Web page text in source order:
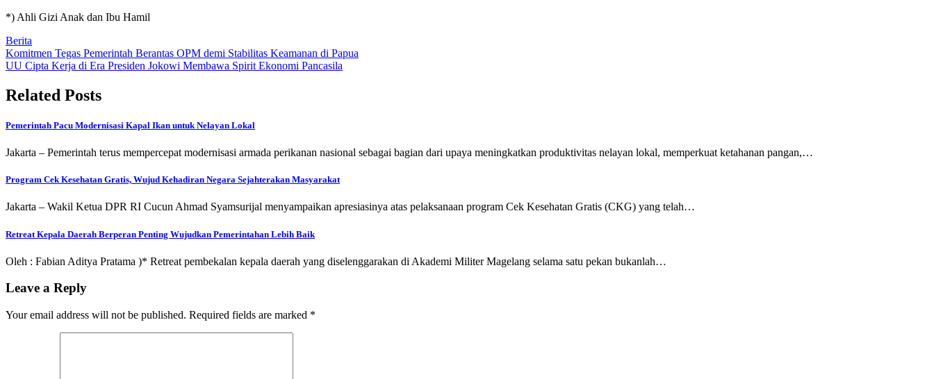
*) Ahli Gizi Anak dan Ibu Hamil
Berita
Post
navigation
Komitmen Tegas Pemerintah Berantas OPM demi Stabilitas Keamanan di Papua
UU Cipta Kerja di Era Presiden Jokowi Membawa Spirit Ekonomi Pancasila
Related Posts
Pemerintah Pacu Modernisasi Kapal Ikan untuk Nelayan Lokal
Jakarta – Pemerintah terus mempercepat modernisasi armada perikanan nasional sebagai bagian dari upaya meningkatkan produktivitas nelayan lokal, memperkuat ketahanan pangan,…
Program Cek Kesehatan Gratis, Wujud Kehadiran Negara Sejahterakan Masyarakat
Jakarta – Wakil Ketua DPR RI Cucun Ahmad Syamsurijal menyampaikan apresiasinya atas pelaksanaan program Cek Kesehatan Gratis (CKG) yang telah…
Retreat Kepala Daerah Berperan Penting Wujudkan Pemerintahan Lebih Baik
Oleh : Fabian Aditya Pratama )* Retreat pembekalan kepala daerah yang diselenggarakan di Akademi Militer Magelang selama satu pekan bukanlah…
Leave a Reply
Your email address will not be published. Required fields are marked *